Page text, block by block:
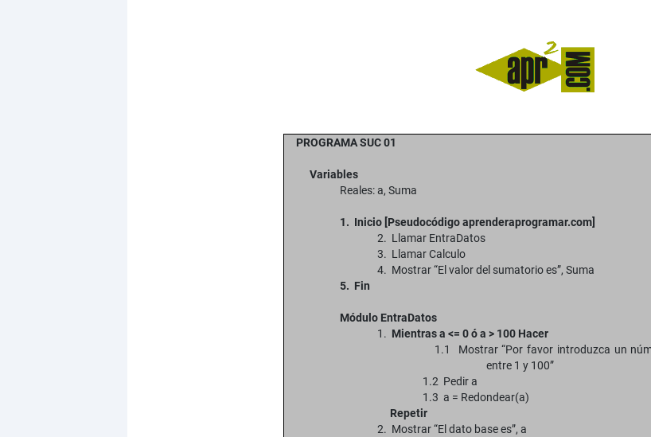
PROGRAMA SUC 01
Variables
Reales: a, Suma
1. Inicio [Pseudocódigo aprenderaprogramar.com]
2. Llamar EntraDatos
3. Llamar Calculo
4. Mostrar “El valor del sumatorio es”, Suma
5. Fin
Módulo EntraDatos
1. Mientras a <= 0 ó a > 100 Hacer
1.1 Mostrar “Por favor introduzca un
entre 1 y 100”
1.2 Pedir a
1.3 a = Redondear(a)
Repetir
2. Mostrar “El dato base es”, a